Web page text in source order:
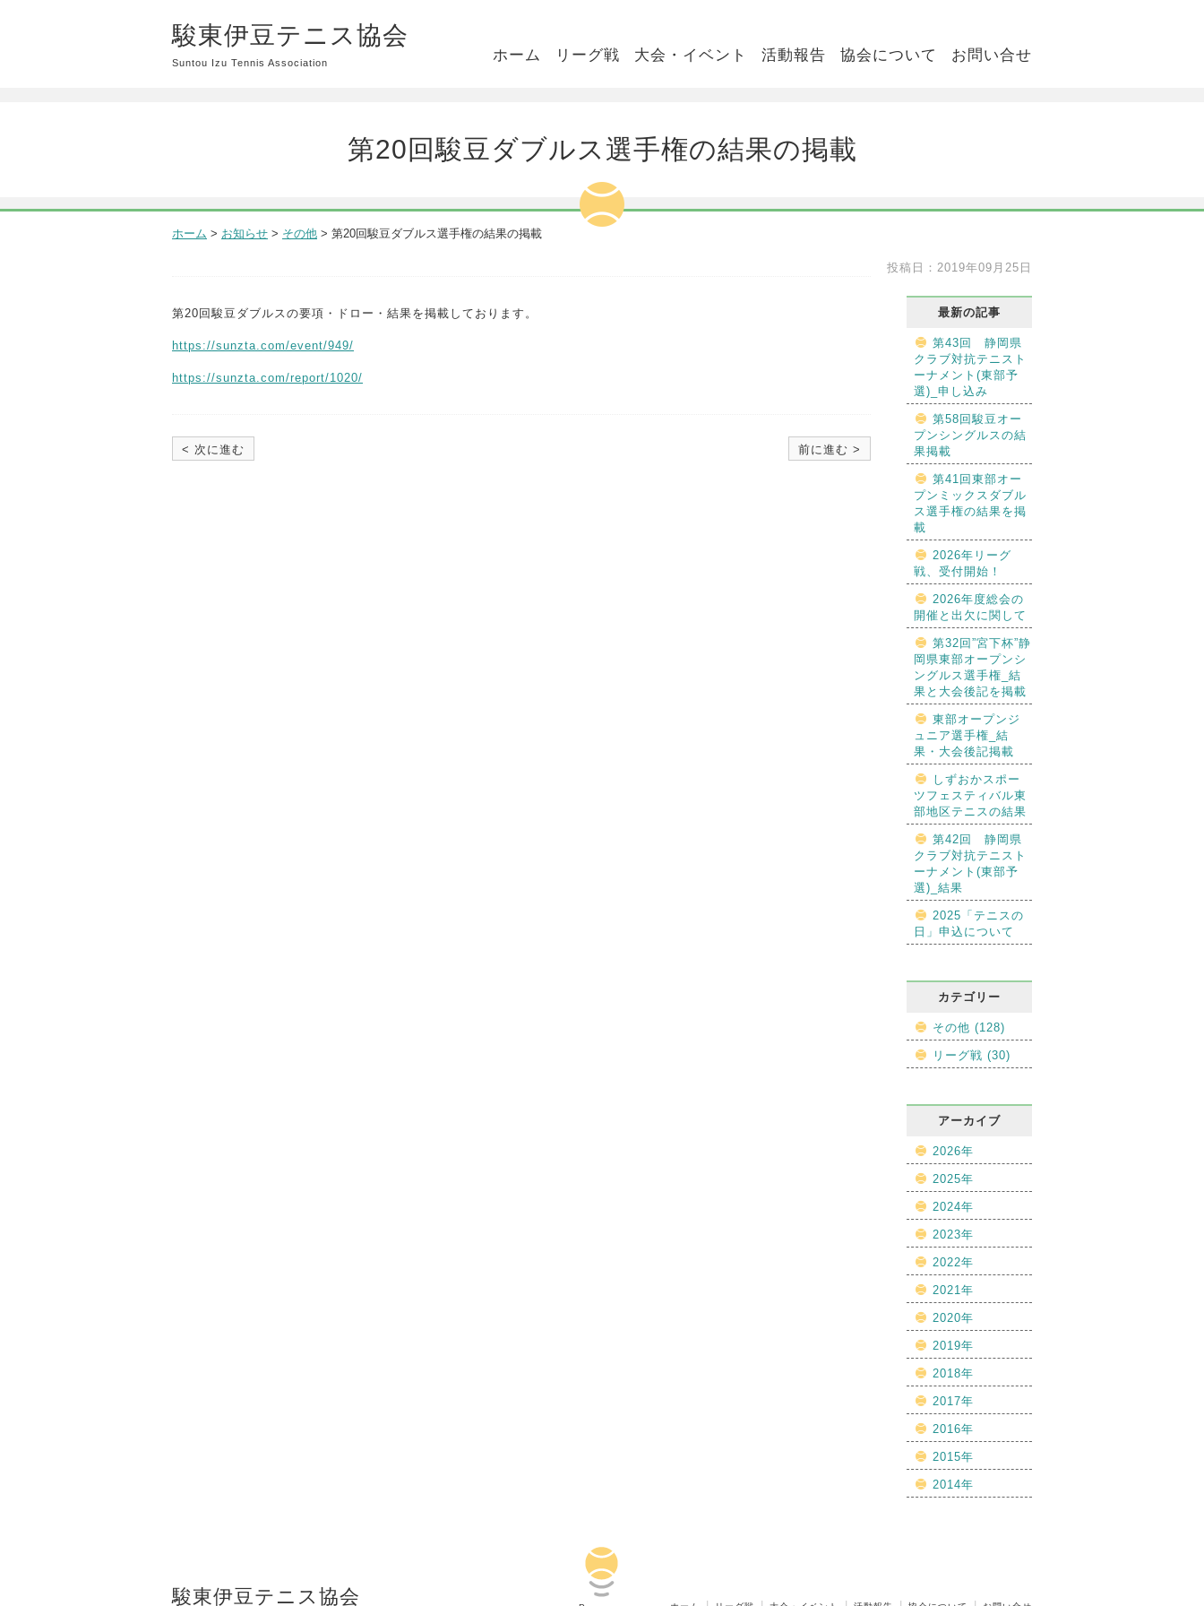
駿東伊豆テニス協会
Suntou Izu Tennis Association ホーム リーグ戦 大会・イベント 活動報告 協会について お問い合せ
第20回駿豆ダブルス選手権の結果の掲載
ホーム > お知らせ > その他 > 第20回駿豆ダブルス選手権の結果の掲載
投稿日：2019年09月25日
第20回駿豆ダブルスの要項・ドロー・結果を掲載しております。
https://sunzta.com/event/949/
https://sunzta.com/report/1020/
前に進む >
< 次に進む
最新の記事
第43回 静岡県
クラブ対抗テニスト
ーナメント(東部予
選)_申し込み
第58回駿豆オー
プンシングルスの結
果掲載
第41回東部オー
プンミックスダブル
ス選手権の結果を掲
載
2026年リーグ
戦、受付開始！
2026年度総会の
開催と出欠に関して
第32回”宮下杯”静
岡県東部オープンシ
ングルス選手権_結
果と大会後記を掲載
東部オープンジ
ュニア選手権_結
果・大会後記掲載
しずおかスポー
ツフェスティバル東
部地区テニスの結果
第42回 静岡県
クラブ対抗テニスト
ーナメント(東部予
選)_結果
2025「テニスの
日」申込について
カテゴリー
その他 (128)
リーグ戦 (30)
アーカイブ
2026年
2025年
2024年
2023年
2022年
2021年
2020年
2019年
2018年
2017年
2016年
2015年
2014年
駿東伊豆テニス協会